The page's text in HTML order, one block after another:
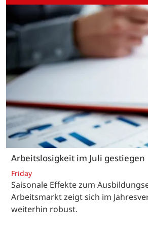
Arbeitslosigkeit im Juli gestiegen
Friday
Saisonale Effekte zum
Arbeitsmarkt zeigt sich im
weiterhin robust.